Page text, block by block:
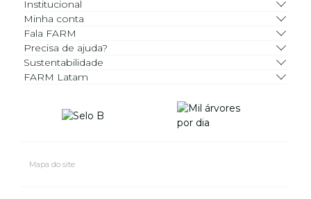
Institucional
Minha conta
Fala FARM
Precisa de ajuda?
Sustentabilidade
FARM Latam
Mapa do site